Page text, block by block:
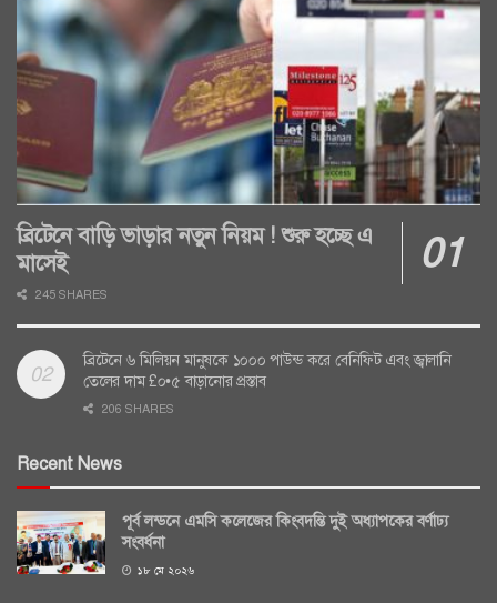
ব্রিটেনে বাড়ি ভাড়ার নতুন নিয়ম ! শুরু হচ্ছে এ
মাসেই
245 SHARES
ব্রিটেনে ৬ মিলিয়ন মানুষকে ১০০০ পাউন্ড করে বেনিফিট এবং জ্বালানি
তেলের দাম £০•৫ বাড়ানোর প্রস্তাব
206 SHARES
Recent News
পূর্ব লন্ডনে এমসি কলেজের কিংবদন্তি দুই অধ্যাপকের বর্ণাঢ্য
সংবর্ধনা
১৮ মে ২০২৬